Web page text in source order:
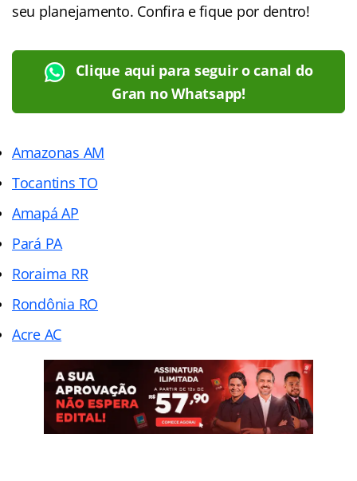
seu planejamento. Confira e fique por dentro!
Clique aqui para seguir o canal do
Gran no Whatsapp!
Amazonas AM
Tocantins TO
Amapá AP
Pará PA
Roraima RR
Rondônia RO
Acre AC